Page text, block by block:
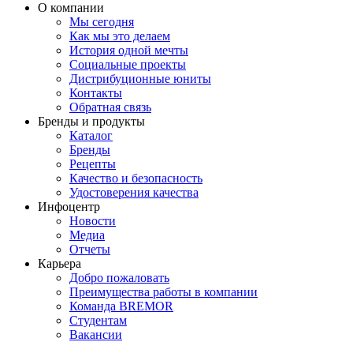
О компании
Мы сегодня
Как мы это делаем
История одной мечты
Социальные проекты
Дистрибуционные юниты
Контакты
Обратная связь
Бренды и продукты
Каталог
Бренды
Рецепты
Качество и безопасность
Удостоверения качества
Инфоцентр
Новости
Медиа
Отчеты
Карьера
Добро пожаловать
Преимущества работы в компании
Команда BREMOR
Студентам
Вакансии